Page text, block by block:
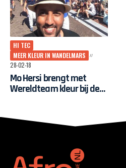
HI TEC
MEER KLEUR IN WANDELMARS
28-02-18
Mo Hersi brengt met
Wereldteam kleur bij de